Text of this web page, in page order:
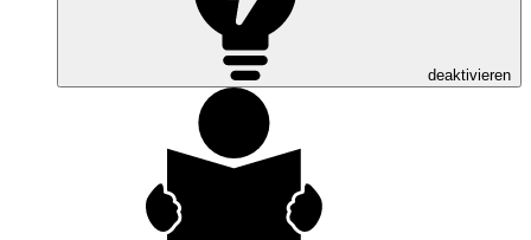
deaktivieren